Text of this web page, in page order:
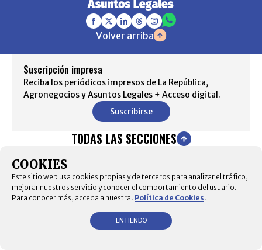
Volver arriba
Suscripción impresa
Reciba los periódicos impresos de La República,
Agronegocios y Asuntos Legales + Acceso digital.
Suscribirse
TODAS LAS SECCIONES
INICIO
ACTUALIDAD
CONSULTORIO
CONSUMIDOR
PLEITOS
ANÁLISIS
COOKIES
Este sitio web usa cookies propias y de terceros para analizar el tráfico,
mejorar nuestros servicio y conocer el comportamiento del usuario.
Para conocer más, acceda a nuestra. Política de Cookies.
ENTIENDO